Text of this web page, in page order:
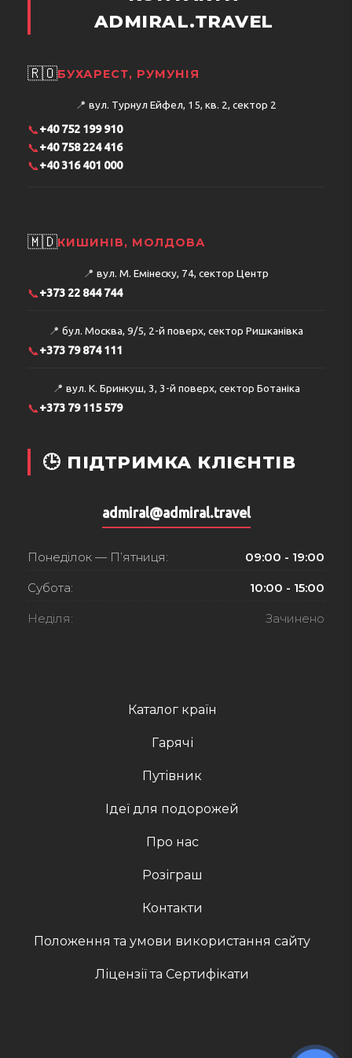
Каталог країн
Гарячі
Путівник
Ідеї для подорожей
Про нас
Розіграш
Контакти
Положення та умови використання сайту
Ліцензії та Сертифікати
ADMIRAL.TRAVEL
🇷🇴БУХАРЕСТ, РУМУНІЯ
📍 вул. Турнул Ейфел, 15, кв. 2, сектор 2
📞+40 752 199 910
📞+40 758 224 416
📞+40 316 401 000
🇲🇩КИШИНІВ, МОЛДОВА
📍 вул. М. Емінеску, 74, сектор Центр
📞+373 22 844 744
📍 бул. Москва, 9/5, 2-й поверх, сектор Ришканівка
📞+373 79 874 111
📍 вул. К. Бринкуш, 3, 3-й поверх, сектор Ботаніка
📞+373 79 115 579
🕒 ПІДТРИМКА КЛІЄНТІВ
admiral@admiral.travel
Понеділок — П’ятниця: 09:00 - 19:00
Субота: 10:00 - 15:00
Неділя: Зачинено